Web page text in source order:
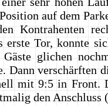
auf dem
Kontrahenten
erste Tor, konnte
Gäste glichen
Dann verschärften
mit 9:5 in Front.
den Anschluss